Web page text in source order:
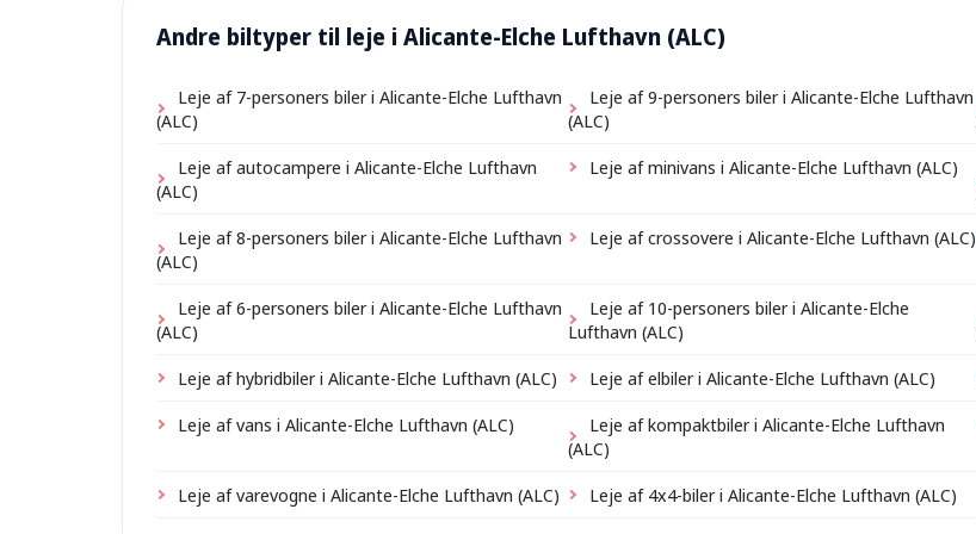
Andre biltyper til leje i Alicante-Elche Lufthavn (ALC)
Leje af 7-personers biler i Alicante-Elche Lufthavn
(ALC)
Leje af 9-personers biler i Alicante-Elche Lufthavn
(ALC)
Leje af autocampere i Alicante-Elche Lufthavn
(ALC)
Leje af minivans i Alicante-Elche Lufthavn (ALC)
Leje af 8-personers biler i Alicante-Elche Lufthavn
(ALC)
Leje af crossovere i Alicante-Elche Lufthavn (ALC)
Leje af 6-personers biler i Alicante-Elche Lufthavn
(ALC)
Leje af 10-personers biler i Alicante-Elche
Lufthavn (ALC)
Leje af hybridbiler i Alicante-Elche Lufthavn (ALC)
Leje af elbiler i Alicante-Elche Lufthavn (ALC)
Leje af vans i Alicante-Elche Lufthavn (ALC)
Leje af kompaktbiler i Alicante-Elche Lufthavn
(ALC)
Leje af varevogne i Alicante-Elche Lufthavn (ALC) Leje af 4x4-biler i Alicante-Elche Lufthavn (ALC)